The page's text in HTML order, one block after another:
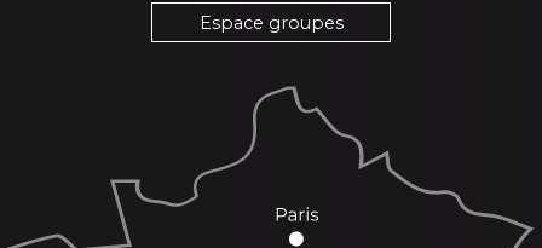
Espace groupes